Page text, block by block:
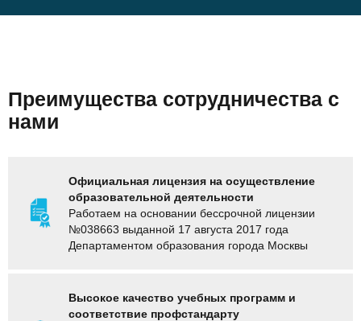
Преимущества сотрудничества с
нами
Официальная лицензия на осуществление
образовательной деятельности
Работаем на основании бессрочной лицензии
№038663 выданной 17 августа 2017 года
Департаментом образования города Москвы
Высокое качество учебных программ и
соответствие профстандарту